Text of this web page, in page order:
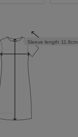
Sleeve length 11.8cm